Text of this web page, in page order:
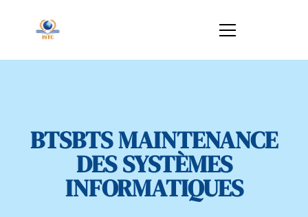
BTSBTS MAINTENANCE
DES SYSTÈMES
INFORMATIQUES